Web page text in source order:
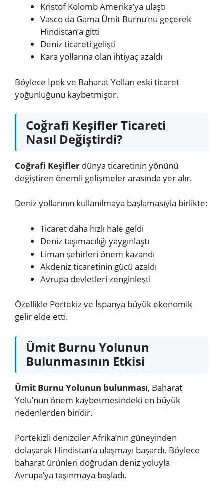
Kristof Kolomb Amerika’ya ulaştı
Vasco da Gama Ümit Burnu’nu geçerek
Hindistan’a gitti
Deniz ticareti gelişti
Kara yollarına olan ihtiyaç azaldı
Böylece İpek ve Baharat Yolları eski ticaret
yoğunluğunu kaybetmiştir.
Coğrafi Keşifler Ticareti
Nasıl Değiştirdi?
Coğrafi Keşifler dünya ticaretinin yönünü
değiştiren önemli gelişmeler arasında yer alır.
Deniz yollarının kullanılmaya başlamasıyla birlikte:
Ticaret daha hızlı hale geldi
Deniz taşımacılığı yaygınlaştı
Liman şehirleri önem kazandı
Akdeniz ticaretinin gücü azaldı
Avrupa devletleri zenginleşti
Özellikle Portekiz ve İspanya büyük ekonomik
gelir elde etti.
Ümit Burnu Yolunun
Bulunmasının Etkisi
Ümit Burnu Yolunun bulunması, Baharat
Yolu’nun önem kaybetmesindeki en büyük
nedenlerden biridir.
Portekizli denizciler Afrika’nın güneyinden
dolaşarak Hindistan’a ulaşmayı başardı. Böylece
baharat ürünleri doğrudan deniz yoluyla
Avrupa’ya taşınmaya başladı.